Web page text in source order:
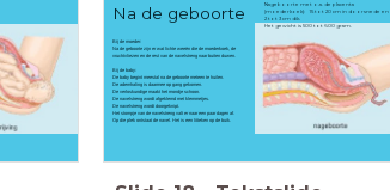
Na de geboorte
Bij de moeder:
Na de geboorte zijn er wat lichte weeën die de moederkoek, de
vruchtvliezen en de rest van de navelstreng naar buiten duwen.
Bij de baby:
De baby begint meestal na de geboorte meteen te huilen.
De ademhaling is daarmee op gang gekomen.
De verloskundige maakt het mondje schoon.
De navelstreng wordt afgeklemd met klemmetjes.
De navelstreng wordt doorgeknipt.
Het stompje van de navelstreng valt er naar een paar dagen af.
Op die plek ontstaat de navel. Het is een litteken op de buik.
Nageboorte met o.a. de placenta
(moederkoek): 15 tot 20 cm in doorsnede en
2 tot 3 cm dik.
Het gewicht is 500 tot 600 gram.